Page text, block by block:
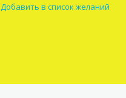
Добавить в список желаний